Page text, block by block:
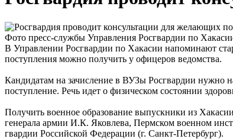
Фото пресс-службы Управления Росгвардии по
В Управлении Росгвардии по Хакасии напоминают
поступления можно получить у офицеров ведомства.
Кандидатам на зачисление в ВУЗы Росгвардии нужно
поступление. Речь идет о физическом состоянии
Получить военное образование выпускники из
генерала армии И.К. Яковлева, Пермском военном
гвардии Российской Федерации (г. Санкт-Петербург).